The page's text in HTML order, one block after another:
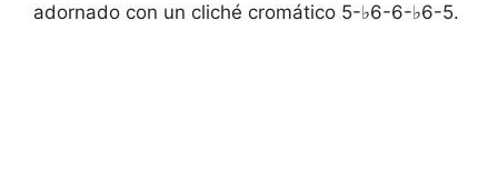
adornado con un cliché cromático 5-♭6-6-♭6-5.